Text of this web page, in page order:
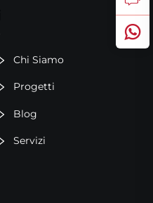
Chi Siamo
Progetti
Blog
Servizi